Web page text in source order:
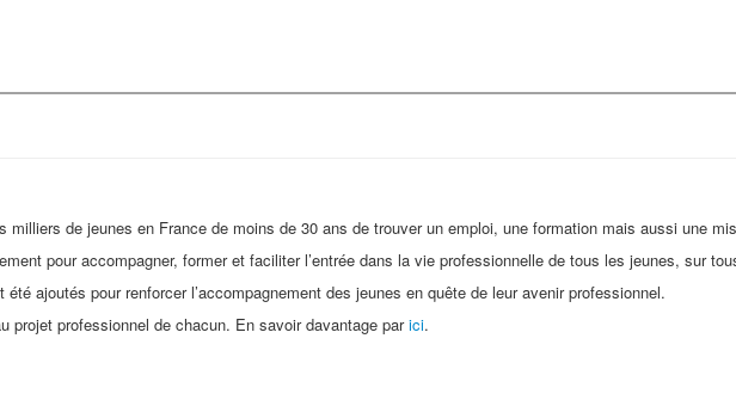
milliers de jeunes en France de moins de 30 ans de trouver un emploi, une formation mais aussi une
pour accompagner, former et faciliter l’entrée dans la vie professionnelle de tous les jeunes, sur
ajoutés pour renforcer l’accompagnement des jeunes en quête de leur avenir professionnel.
projet professionnel de chacun. En savoir davantage parici.